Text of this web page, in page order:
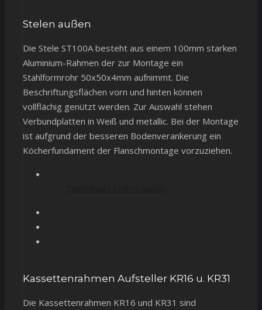
Stelen außen
Die Stele ST100A besteht aus einem 100mm starken
Aluminium-Rahmen der zur Montage ein
Stahlformrohr 50x50x4mm aufnimmt. Die
Beschriftungsflächen vorn und hinten können
vollflächig genützt werden. Zur Auswahl stehen
Verbundplatten in Weiß und metallic. Bei der Montage
ist aufgrund der besseren Bodenverankerung ein
Köcherfundament der Flanschmontage vorzuziehen.
Kassettenrahmen Aufsteller KR16 u. KR31
Die Kassettenrahmen KR16 und KR31 sind